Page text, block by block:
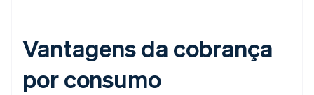
Vantagens da cobrança
por consumo